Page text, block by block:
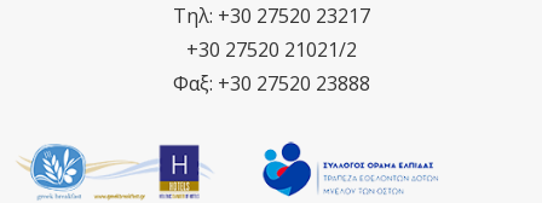
Τηλ: +30 27520 23217
+30 27520 21021/2
Φαξ: +30 27520 23888